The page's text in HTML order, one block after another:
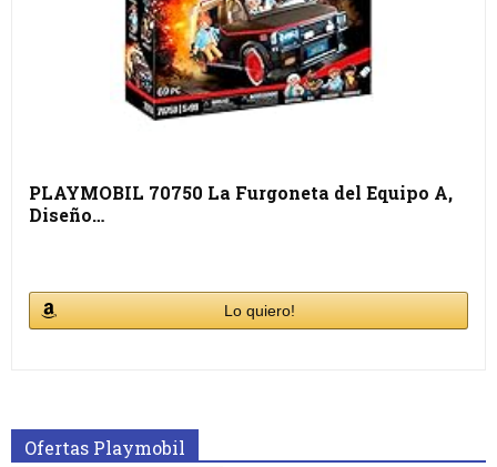
PLAYMOBIL 70750 La Furgoneta del Equipo A,
Diseño…
Lo quiero!
Ofertas Playmobil